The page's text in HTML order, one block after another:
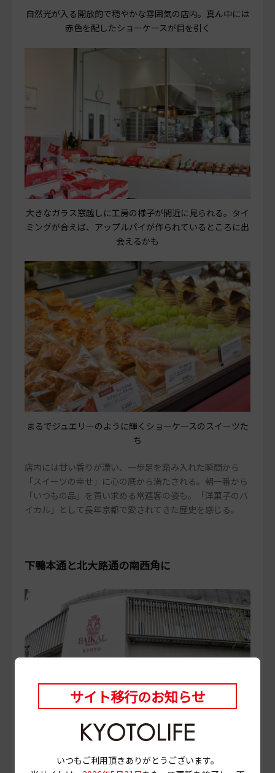
自然光が入る開放的で穏やかな雰囲気の店内。真ん中には
赤色を配したショーケースが目を引く
大きなガラス窓越しに工房の様子が間近に見られる。タイ
ミングが合えば、アップルパイが作られているところに出
会えるかも
まるでジュエリーのように輝くショーケースのスイーツた
ち
店内には甘い香りが漂い、一歩足を踏み入れた瞬間から
「スイーツの幸せ」に心の底から満たされる。朝一番から
「いつもの品」を買い求める常連客の姿も。「洋菓子のバ
イカル」として長年京都で愛されてきた歴史を感じる。
下鴨本通と北大路通の南西角に
2025年11月15日でちょうど建て替えリニューアルオープ
ンから満1周年を迎えた
サイト移行のお知らせ
いつもご利用頂きありがとうございます。